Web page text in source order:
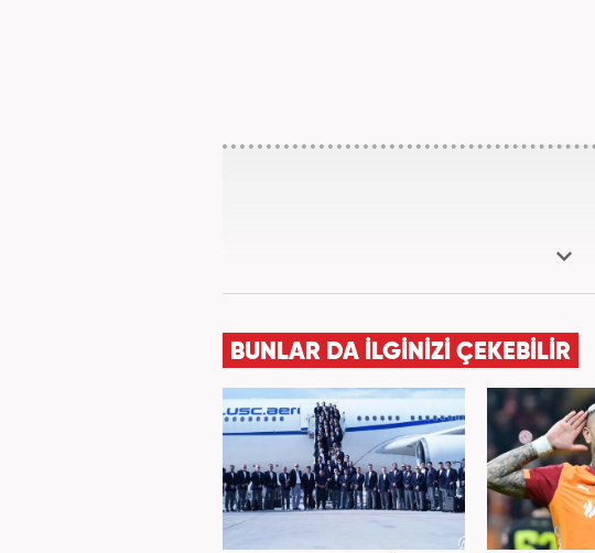
BUNLAR DA İLGİNİZİ ÇEKEBİLİR